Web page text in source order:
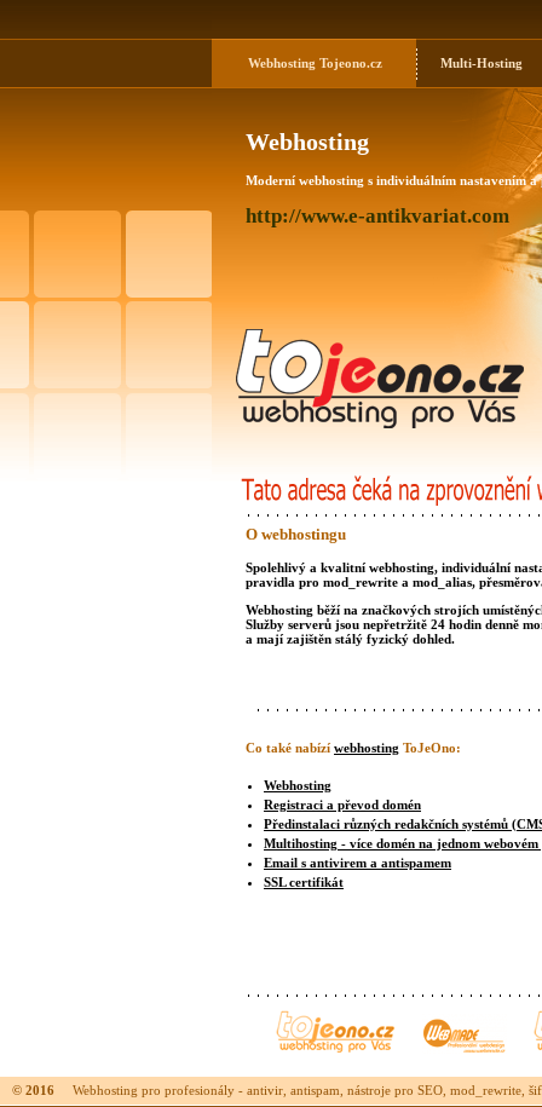
Webhosting Tojeono.cz Multi-Hosting
Webhosting
Moderní webhosting s individuálním nastavením a
http://www.e-antikvariat.com
O webhostingu
Spolehlivý a kvalitní webhosting, individuální
pravidla pro mod_rewrite a mod_alias,
Webhosting běží na značkových strojích
Služby serverů jsou nepřetržitě 24 hodin denně
a mají zajištěn stálý fyzický dohled.
Co také nabízí webhosting ToJeOno:
Webhosting
Registraci a převod domén
Předinstalaci různých redakčních systémů
Multihosting - více domén na jednom
Email s antivirem a antispamem
SSL certifikát
© 2016 Webhosting pro profesionály - antivir, antispam, nástroje pro SEO, mod_rewrite,